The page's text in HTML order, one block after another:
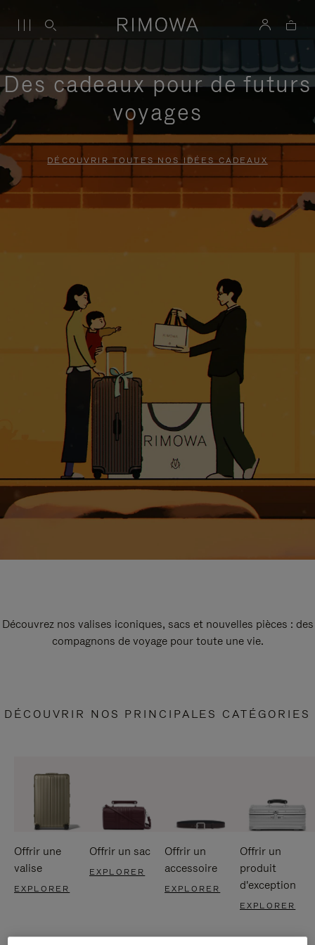
Des cadeaux pour de futurs
voyages
DÉCOUVRIR TOUTES NOS IDÉES CADEAUX
Découvrez nos valises iconiques, sacs et nouvelles pièces : des
compagnons de voyage pour toute une vie.
DÉCOUVRIR NOS PRINCIPALES CATÉGORIES
Offrir une
valise
EXPLORER
Offrir un sac
EXPLORER
Offrir un
accessoire
EXPLORER
Offrir un
produit
d'exception
EXPLORER